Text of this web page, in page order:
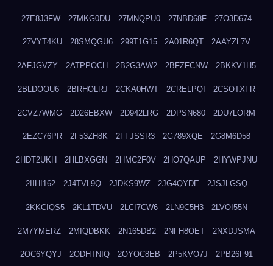
27E8J3FW 27MKG0DU 27MNQPU0 27NBD68F 27O3D674
27VYT4KU 28SMQGU6 299T1G15 2A01R6QT 2AAYZL7V
2AFJGVZY 2ATPPOCH 2B2G3AW2 2BFZFCNW 2BKKV1H5
2BLDOOU6 2BRHOLRJ 2CKA0HWT 2CRELPQI 2CSOTXFR
2CVZ7WMG 2D26EBXW 2D942LRG 2DPSN680 2DU7LORM
2EZC76PR 2F53ZH8K 2FFJSSR3 2G789XQE 2G8M6D58
2HDT2UKH 2HLBXGGN 2HMC2F0V 2HO7QAUP 2HYWPJNU
2IIHI162 2J4TVL9Q 2JDKS9WZ 2JG4QYDE 2JSJLGSQ
2KKCIQS5 2KL1TDVU 2LCI7CW6 2LN9C5H3 2LVOI55N
2M7YMERZ 2MIQDBKK 2N165DB2 2NFH8OET 2NXDJSMA
2OC6YQYJ 2ODHTNIQ 2OYOC8EB 2P5KVO7J 2PB26F91